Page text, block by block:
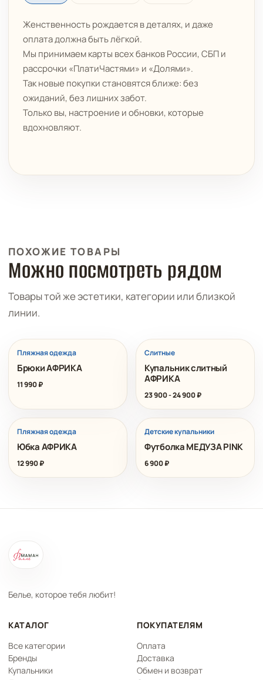
Женственность рождается в деталях, и даже
оплата должна быть лёгкой.
Мы принимаем карты всех банков России, СБП и
рассрочки «ПлатиЧастями» и «Долями».
Так новые покупки становятся ближе: без
ожиданий, без лишних забот.
Только вы, настроение и обновки, которые
вдохновляют.
ПОХОЖИЕ ТОВАРЫ
Можно посмотреть рядом
Товары той же эстетики, категории или близкой
линии.
Пляжная одежда
Брюки АФРИКА
11 990₽
Слитные
Купальник слитный
АФРИКА
23 900-24 900₽
Пляжная одежда
Юбка АФРИКА
12 990₽
Детские купальники
Футболка МЕДУЗА PINK
6 900₽
Белье, которое тебя любит!
КАТАЛОГ
Все категории
Бренды
Купальники
ПОКУПАТЕЛЯМ
Оплата
Доставка
Обмен и возврат